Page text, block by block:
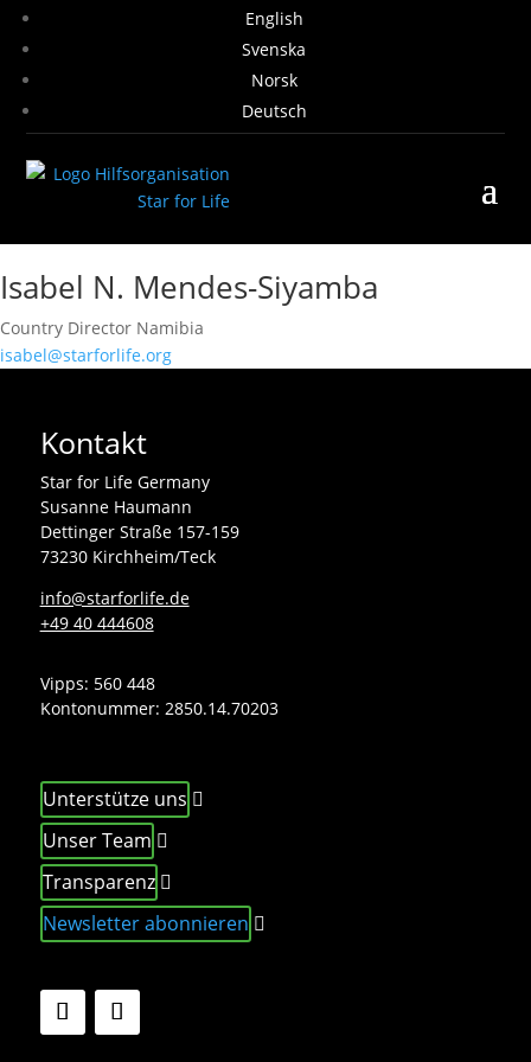
English
Svenska
Norsk
Deutsch
Isabel N. Mendes-Siyamba
Country Director Namibia
isabel@starforlife.org
Kontakt
Star for Life Germany
Susanne Haumann
Dettinger Straße 157-159
73230 Kirchheim/Teck
info@starforlife.de
+49 40 444608
Vipps: 560 448
Kontonummer: 2850.14.70203
Unterstütze uns
Unser Team
Transparenz
Newsletter abonnieren